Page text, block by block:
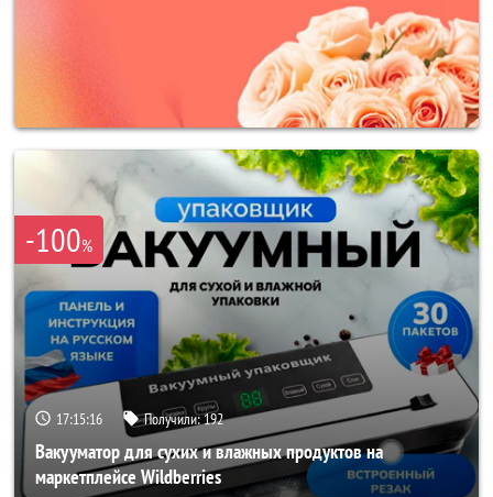
-100%
17:15:14 Получили:192
Вакууматор для сухих и влажных продуктов на
маркетплейсе Wildberries